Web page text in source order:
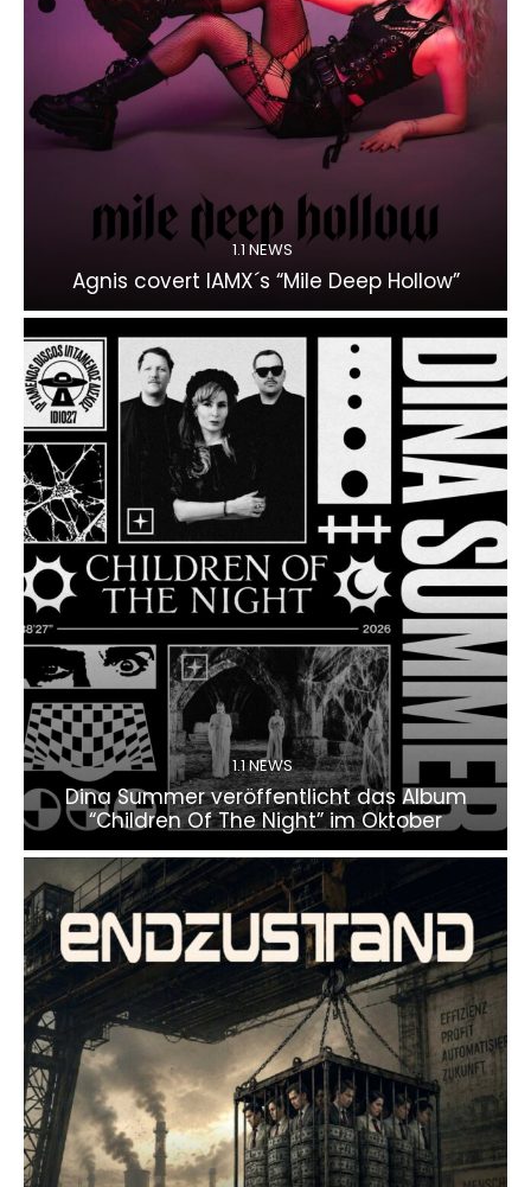
1.1 NEWS
Agnis covert IAMX´s “Mile Deep Hollow”
1.1 NEWS
Dina Summer veröffentlicht das Album
“Children Of The Night” im Oktober